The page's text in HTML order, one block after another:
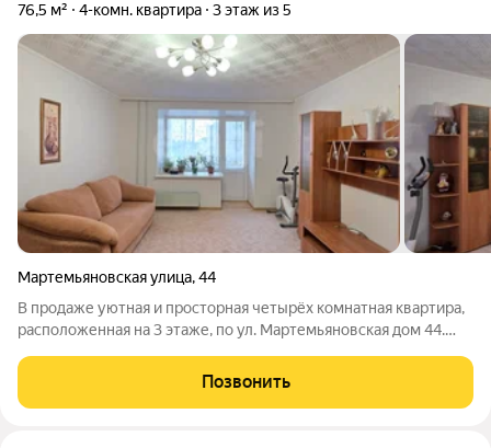
76,5 м² 4-комн. квартира 3 этаж из 5
Мартемьяновская улица,44
В продаже уютная и просторная четырёх комнатная квартира,
расположенная на 3 этаже, по ул. Мартемьяновская дом 44.
газовой колонки. Общая площадь составляет 76,5 кв.м.
Площадь комнат составляет:
Позвонить